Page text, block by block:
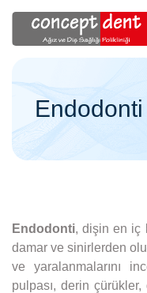
Endodonti, dişin en iç
damar ve sinirlerden
ve yaralanmalarını
pulpası, derin